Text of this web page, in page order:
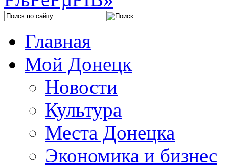
Главная
Мой Донецк
Новости
Культура
Места Донецка
Экономика и бизнес